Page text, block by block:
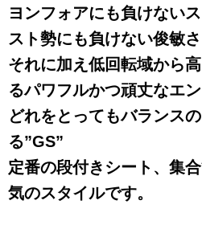
ヨンフォアにも負けない
スト勢にも負けない俊敏さ
それに加え低回転域から
るパワフルかつ頑丈なエ
どれをとってもバランス
る”GS”
定番の段付きシート、集
気のスタイルです。